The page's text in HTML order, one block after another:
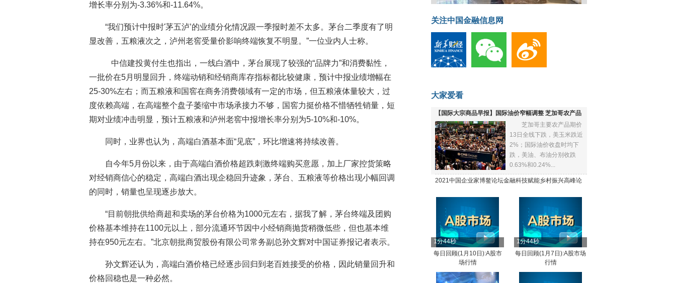
增长率分别为-3.36%和-11.64%。
“我们预计中报时'茅五泸’的业绩分化情况跟一季报时差不太多。茅台二季度有了明
显改善，五粮液次之，泸州老窖受量价影响终端恢复不明显。”一位业内人士称。
中信建投黄付生也指出，一线白酒中，茅台展现了较强的“品牌力”和消费黏性，
一批价在5月明显回升，终端动销和经销商库存指标都比较健康，预计中报业绩增幅在
25-30%左右；而五粮液和国窖在商务消费领域有一定的市场，但五粮液体量较大，过
度依赖高端，在高端整个盘子萎缩中市场承接力不够，国窖力挺价格不惜牺牲销量，短
期对业绩冲击明显，预计五粮液和泸州老窖中报增长率分别为5-10%和-10%。
同时，业界也认为，高端白酒基本面“见底”，环比增速将持续改善。
自今年5月份以来，由于高端白酒价格超跌刺激终端购买意愿，加上厂家控货策略
对经销商信心的稳定，高端白酒出现企稳回升迹象，茅台、五粮液等价格出现小幅回调
的同时，销量也呈现逐步放大。
“目前朝批供给商超和卖场的茅台价格为1000元左右，据我了解，茅台终端及团购
价格基本维持在1100元以上，部分流通环节因中小经销商抛货稍微低些，但也基本维
持在950元左右。”北京朝批商贸股份有限公司常务副总孙文辉对中国证券报记者表示。
孙文辉还认为，高端白酒价格已经逐步回归到老百姓接受的价格，因此销量回升和
价格回稳也是一种必然。
关注中国金融信息网
大家爱看
【国际大宗商品早报】国际油价窄幅调整 芝加哥农产品
全线下跌
芝加哥主要农产品期价
13日全线下跌，美玉米跌近
2%；国际油价收盘时均下
跌，美油、布油分别收跌
0.63%和0.24%...
2021中国企业家博鳌论坛金融科技赋能乡村振兴高峰论
1分44秒
每日回顾(1月10日):A股市
场行情
1分44秒
每日回顾(1月7日):A股市场
行情